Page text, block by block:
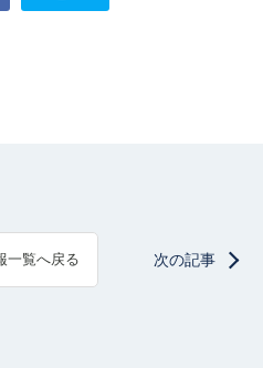
一覧へ戻る 次の記事